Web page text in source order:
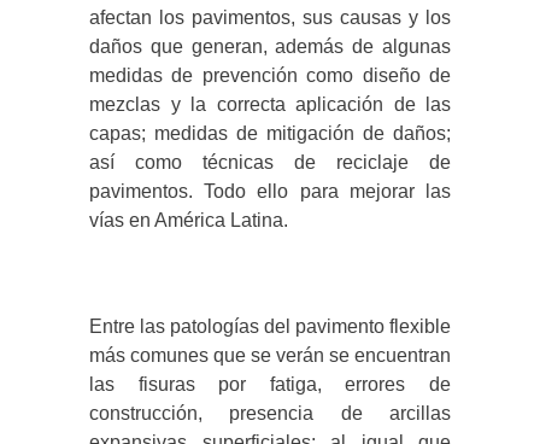
afectan los pavimentos, sus causas y los
daños que generan, además de algunas
medidas de prevención como diseño de
mezclas y la correcta aplicación de las
capas; medidas de mitigación de daños;
así como técnicas de reciclaje de
pavimentos. Todo ello para mejorar las
vías en América Latina.
Entre las patologías del pavimento flexible
más comunes que se verán se encuentran
las fisuras por fatiga, errores de
construcción, presencia de arcillas